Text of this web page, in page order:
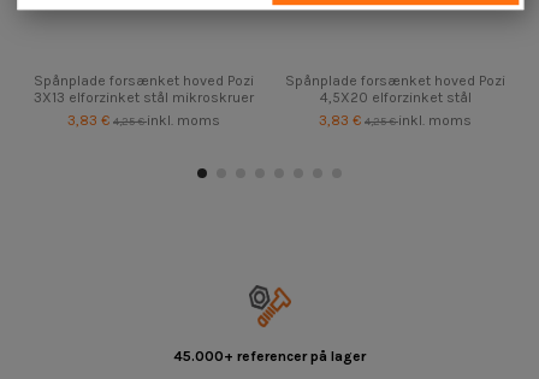
Spånplade forsænket hoved Pozi
3X13 elforzinket stål mikroskruer
3,83 € 4,25 €inkl. moms
Spånplade forsænket hoved Pozi
4,5X20 elforzinket stål
3,83 € 4,25 €inkl. moms
45.000+ referencer på lager